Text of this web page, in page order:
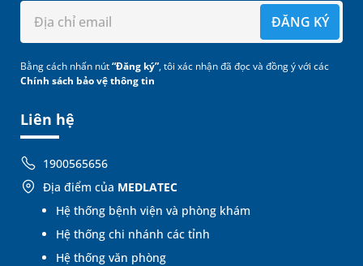
Liên hệ
1900565656
Địa điểm của MEDLATEC
Hệ thống bệnh viện và phòng khám
Hệ thống chi nhánh các tỉnh
Hệ thống văn phòng
ĐĂNG KÝ
Bằng cách nhấn nút“Đăng ký”, tôi xác nhận đã đọc và đồng ý với các
Chính sách bảo vệ thông tin